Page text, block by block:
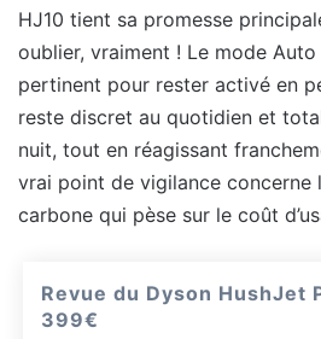
HJ10 tient sa promesse
oublier, vraiment ! Le mode
pertinent pour rester activé en
reste discret au quotidien et
nuit, tout en réagissant
vrai point de vigilance concerne
carbone qui pèse sur le coût
Revue du Dyson HushJet
399€